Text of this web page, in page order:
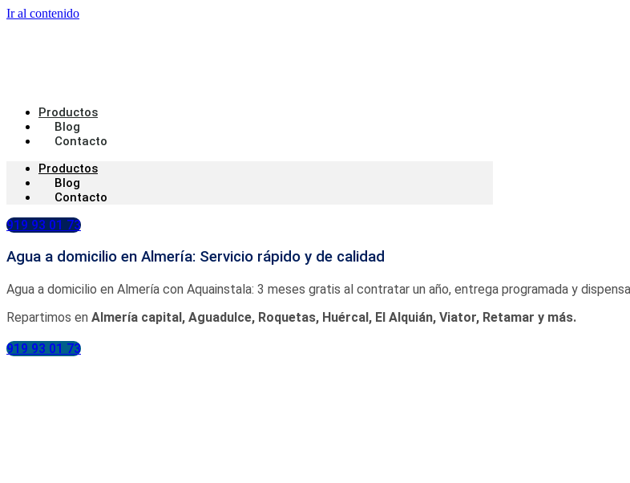
Ir al contenido
Productos
Blog
Contacto
Productos
Blog
Contacto
919 93 01 73
Agua a domicilio en Almería: Servicio rápido y de calidad
Agua a domicilio en Almería con Aquainstala: 3 meses gratis al contratar un año, entrega programada y
Repartimos en Almería capital, Aguadulce, Roquetas, Huércal, El Alquián, Viator, Retamar y más.
919 93 01 73